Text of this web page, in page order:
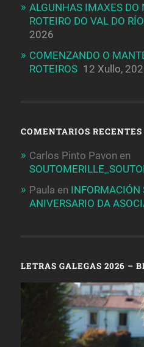
ALGUNHAS IMAXES DO
ROTEIRO DO VAL DO
2026
COMENZANDO O
ROTEIROS 12 Xullo,
COMENTARIOS RECENTES
Carlos Pinto Pavon en
Paula en INFORMACIÓN
ANIVERSARIO DA
LETRAS GALEGAS 2026 –